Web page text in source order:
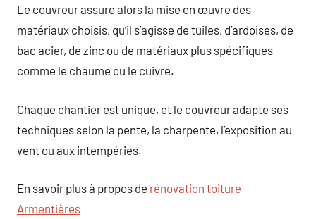
Le couvreur assure alors la mise en œuvre des
matériaux choisis, qu’il s’agisse de tuiles, d’ardoises, de
bac acier, de zinc ou de matériaux plus spécifiques
comme le chaume ou le cuivre.
Chaque chantier est unique, et le couvreur adapte ses
techniques selon la pente, la charpente, l’exposition au
vent ou aux intempéries.
En savoir plus à propos de rénovation toiture
Armentières